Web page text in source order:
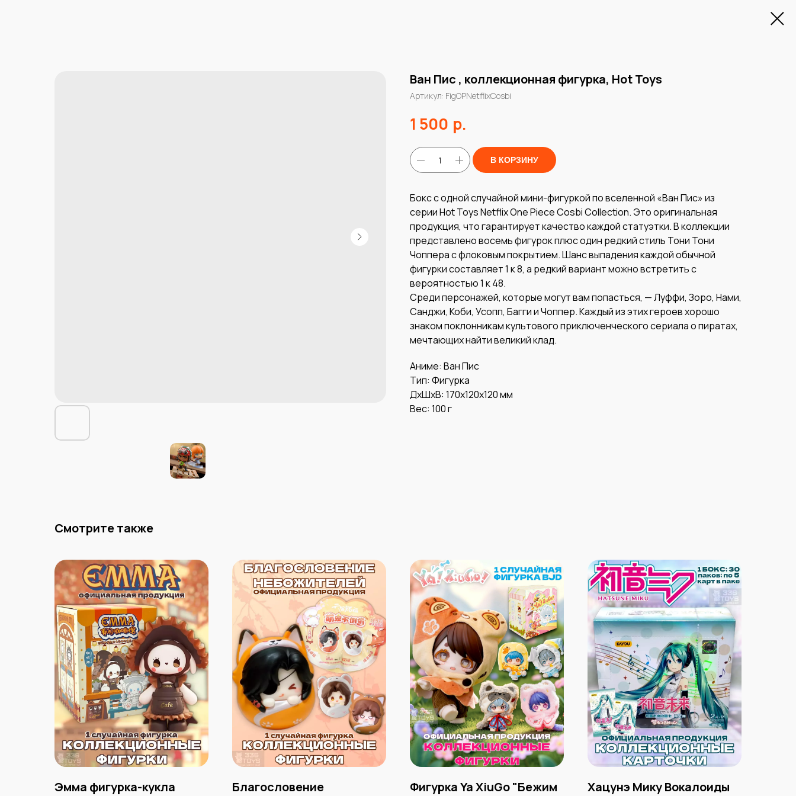
Ван Пис , коллекционная фигурка, Hot Toys
Артикул: FigOPNetflixCosbi
1 500 р.
В КОРЗИНУ
Бокс с одной случайной мини-фигуркой по вселенной «Ван Пис» из
серии Hot Toys Netflix One Piece Cosbi Collection. Это оригинальная
продукция, что гарантирует качество каждой статуэтки. В коллекции
представлено восемь фигурок плюс один редкий стиль Тони Тони
Чоппера с флоковым покрытием. Шанс выпадения каждой обычной
фигурки составляет 1 к 8, а редкий вариант можно встретить с
вероятностью 1 к 48.
Среди персонажей, которые могут вам попасться, — Луффи, Зоро, Нами,
Санджи, Коби, Усопп, Багги и Чоппер. Каждый из этих героев хорошо
знаком поклонникам культового приключенческого сериала о пиратах,
мечтающих найти великий клад.
Аниме: Ван Пис
Тип: Фигурка
ДxШxВ: 170x120x120 мм
Вес: 100 г
Смотрите также
Эмма фигурка-кукла
Благословение
Фигурка Ya XiuGo "Бежим
Хацунэ Мику Вокалоиды